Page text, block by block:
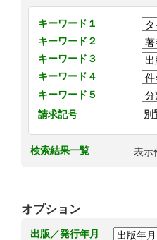
キーワード１
キーワード２
キーワード３
キーワード４
キーワード５
請求記号
別
検索結果一覧 表示
オプション
出版／発行年月